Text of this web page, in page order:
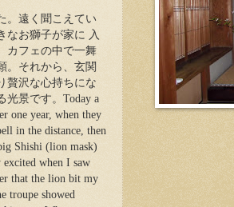
。遠く聞こえてい
なお獅子が家に 入
カフェの中で一舞
。それから、玄関
贅沢な心持ちにな
光景です。Today a
one year, when they
in the distance, then
Shishi (lion mask)
when I saw
that the lion bit my
troupe showed